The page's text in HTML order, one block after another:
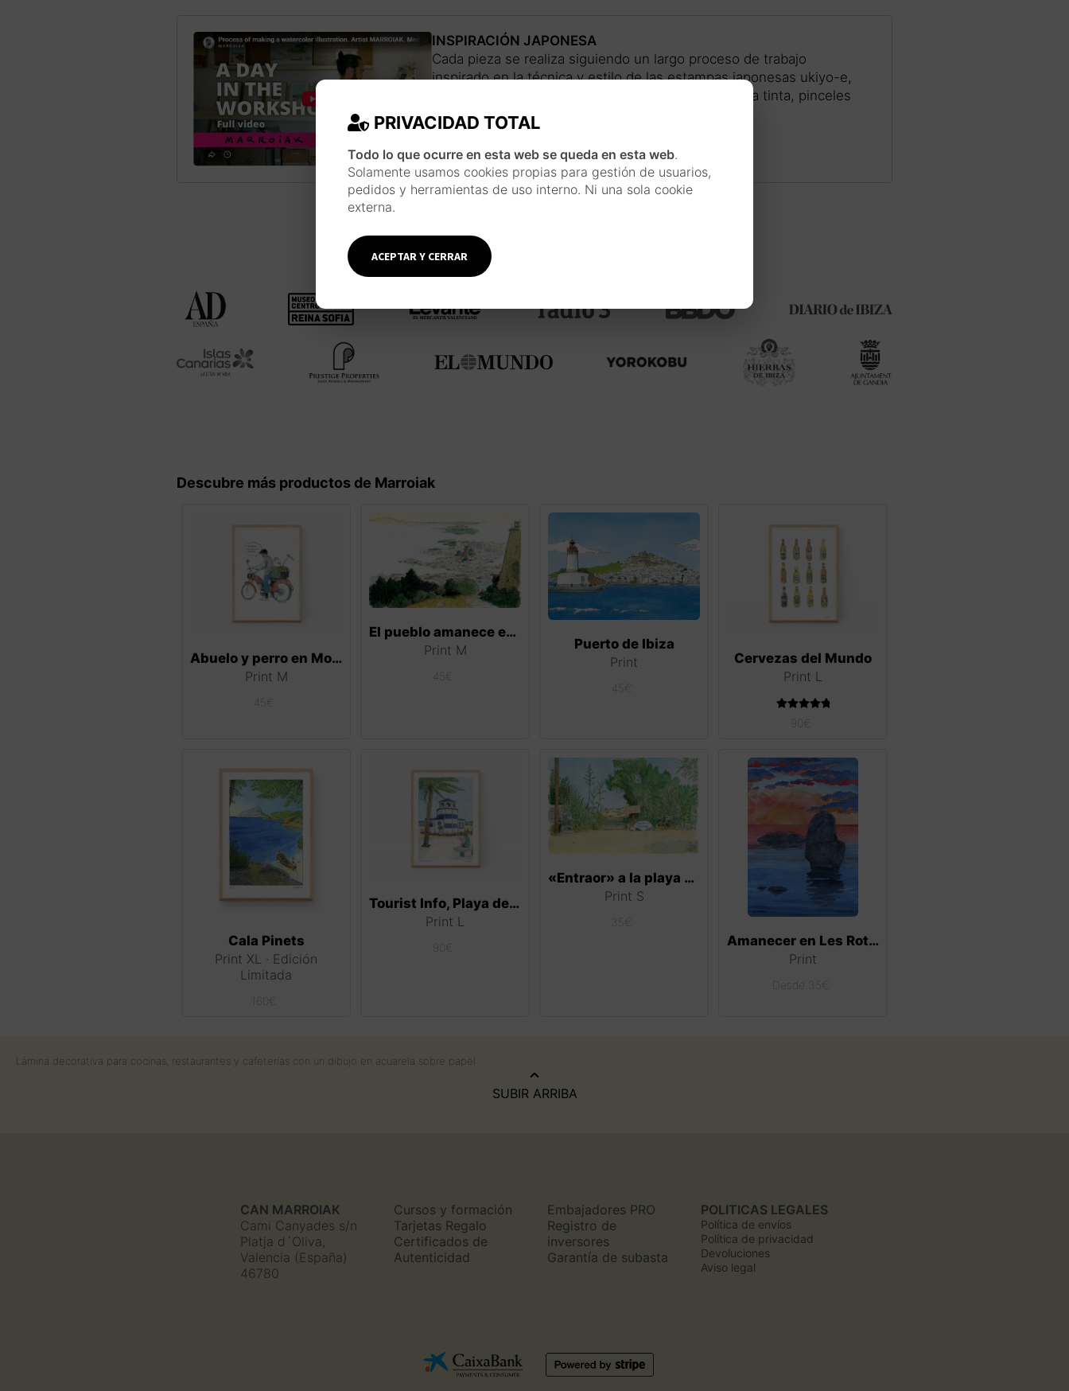
INSPIRACIÓN JAPONESA
Cada pieza se realiza siguiendo un largo proceso de trabajo
inspirado en la técnica y estilo de las estampas japonesas ukiyo-e,
usando materiales tradicionales como la acuarela, la tinta, pinceles
y plumillas.Conoce más sobre el artista
Menciones y colaboraciones
Descubre más productos de Marroiak
Abuelo y perro en Mobylette
Print M
45
El pueblo amanece entre niebla
Print M
45
Puerto de Ibiza
Print
45
Cervezas del Mundo
Print L
90
Cala Pinets
Print XL · Edición
Limitada
160
Tourist Info, Playa de Gandía
Print L
90
«Entraor» a la playa de Terranova, Oliva
Print S
Amanecer en Les Rotes
Print
Desde
Lámina decorativa para cocinas, restaurantes y cafeterías con un dibujo en acuarela sobre papel
SUBIR ARRIBA
CAN MARROIAK
Cami Canyades s/n
Platja d´Oliva,
Valencia (España)
46780
Cursos y formación
Tarjetas Regalo
Certificados de
Autenticidad
Embajadores PRO
Registro de
inversores
Garantía de subasta
POLITICAS LEGALES
Política de envíos
Política de privacidad
Devoluciones
Aviso legal
PRIVACIDAD TOTAL
Todo lo que ocurre en esta web se queda en esta web.
Solamente usamos cookies propias para gestión de usuarios,
pedidos y herramientas de uso interno. Ni una sola cookie
externa.
ACEPTAR Y CERRAR